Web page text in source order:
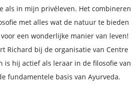
als in mijn privéleven. Het combineren
met alles wat de natuur te bieden
een wonderlijke manier van leven!
Richard bij de organisatie van Centre
is hij actief als leraar in de filosofie van
fundamentele basis van Ayurveda.